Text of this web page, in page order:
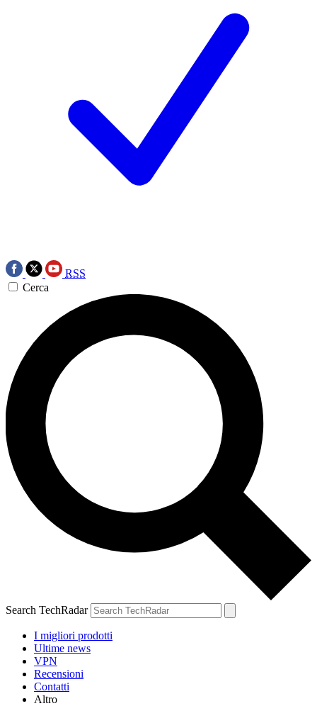
RSS
Cerca
Search TechRadar
I migliori prodotti
Ultime news
VPN
Recensioni
Contatti
Altro